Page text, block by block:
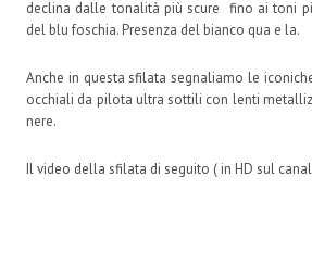
declina dalle tonalità più scure fino ai toni
del blu foschia. Presenza del bianco qua e la.
Anche in questa sfilata segnaliamo le
occhiali da pilota ultra sottili con lenti
nere.
Il video della sfilata di seguito ( in HD sul